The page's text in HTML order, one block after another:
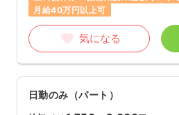
月給40万円以上可
気になる
日勤のみ（パート）